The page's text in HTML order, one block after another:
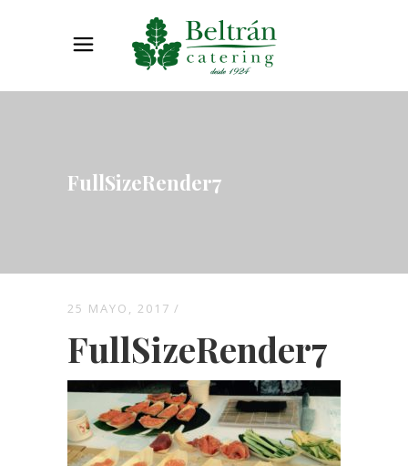
FullSizeRender7
25 MAYO, 2017
FullSizeRender7